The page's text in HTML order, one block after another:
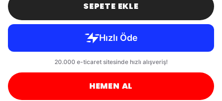
SEPETE EKLE
HEMEN AL